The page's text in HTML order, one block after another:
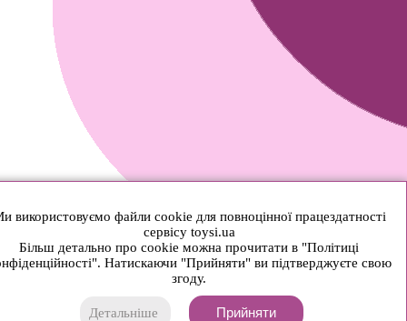
використовуємо файли cookie для повноцінної працездатності
сервісу toysi.ua
Більш детально про cookie можна прочитати в "Політиці
Натискаючи "Прийняти" ви підтверджуєте свою
згоду.
Детальніше Прийняти
© 2026 Toysi.ua